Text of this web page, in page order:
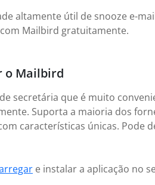
altamente útil de snooze e-
Mailbird gratuitamente.
o Mailbird
secretária que é muito
Suporta a maioria dos
características únicas.
e instalar a aplicação no